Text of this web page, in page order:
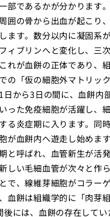
部であるかが分かります
囲の骨から出血が起こり
ます。数分以内に凝固系
ィブリンへと変化し、三
れが血餅の正体であり、
の「仮の細胞外マトリッ
日から3日の間に、血餅内
った免疫細胞が活躍し、
る炎症期に入ります。同
が血餅内へ遊走し始めま
と呼ばれ、血管新生が活
しい毛細血管が次々と作
で、線維芽細胞がコラー
血餅は組織学的に「肉芽
後には、血餅の存在して